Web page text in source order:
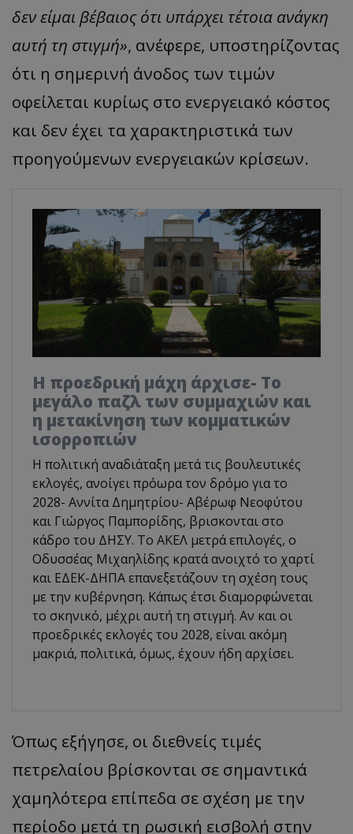
δεν είμαι βέβαιος ότι υπάρχει τέτοια ανάγκη
αυτή τη στιγμή», ανέφερε, υποστηρίζοντας
ότι η σημερινή άνοδος των τιμών
οφείλεται κυρίως στο ενεργειακό κόστος
και δεν έχει τα χαρακτηριστικά των
προηγούμενων ενεργειακών κρίσεων.
Η προεδρική μάχη άρχισε- Το
μεγάλο παζλ των συμμαχιών και
η μετακίνηση των κομματικών
ισορροπιών
Η πολιτική αναδιάταξη μετά τις βουλευτικές
εκλογές, ανοίγει πρόωρα τον δρόμο για το
2028- Αννίτα Δημητρίου- Αβέρωφ Νεοφύτου
και Γιώργος Παμπορίδης, βρισκονται στο
κάδρο του ΔΗΣΥ. Το ΑΚΕΛ μετρά επιλογές, ο
Οδυσσέας Μιχαηλίδης κρατά ανοιχτό το χαρτί
και ΕΔΕΚ-ΔΗΠΑ επανεξετάζουν τη σχέση τους
με την κυβέρνηση. Κάπως έτσι διαμορφώνεται
το σκηνικό, μέχρι αυτή τη στιγμή. Αν και οι
προεδρικές εκλογές του 2028, είναι ακόμη
μακριά, πολιτικά, όμως, έχουν ήδη αρχίσει.
Όπως εξήγησε, οι διεθνείς τιμές
πετρελαίου βρίσκονται σε σημαντικά
χαμηλότερα επίπεδα σε σχέση με την
περίοδο μετά τη ρωσική εισβολή στην